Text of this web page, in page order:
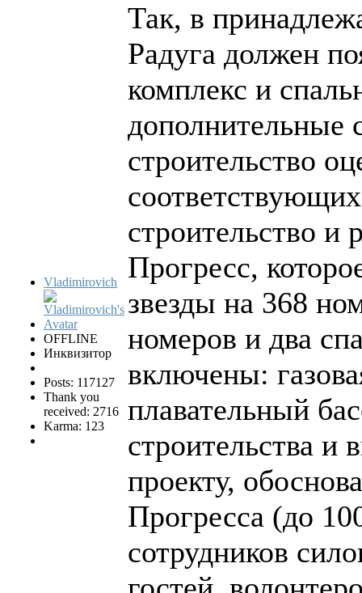
Vladimirovich
OFFLINE
Инквизитор
Posts: 117127
Thank you
received: 2716
Karma: 123
Так, в
Радуга должен
комплекс и
дополнительные
строительство
строительство
Прогресс,
звезды на 368
номеров и два
включены:
плавательный
строительства и
проекту,
Прогресса (до
сотрудников